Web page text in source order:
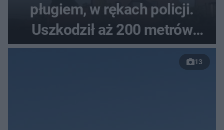
pługiem, w rękach policji.
Uszkodził aż 200 metrów
nowej drogi
13